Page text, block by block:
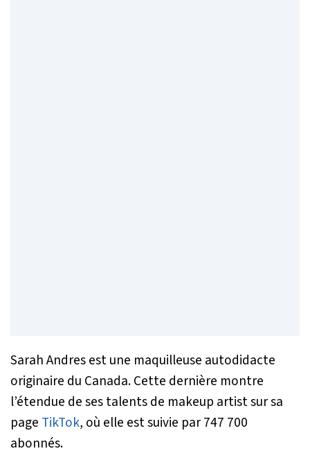
Sarah Andres est une maquilleuse autodidacte
originaire du Canada. Cette dernière montre
l’étendue de ses talents de makeup artist sur sa
page TikTok, où elle est suivie par 747 700
abonnés.